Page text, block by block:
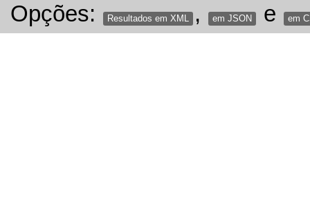
Opções: Resultados em XML , em JSON e em